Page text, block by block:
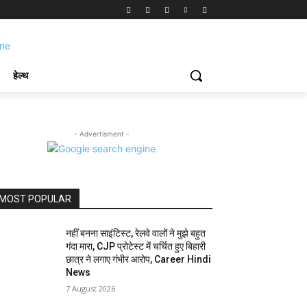
हेल्थ
- Advertisment -
MOST POPULAR
नहीं बनना साइंटिस्ट, रेलवे वालों ने मुझे बहुत
गंदा मारा, CJP प्रोटेस्ट में चर्चित हुए बिहारी
छात्र ने लगाए गंभीर आरोप, Career Hindi
News
7 August 2026